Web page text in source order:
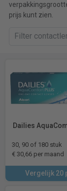
prijs kunt zien.
Dailies
30, 90 of 180 stuk
€ 30,66 per maand
Vergelijk 20